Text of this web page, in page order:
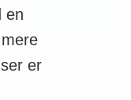
en
er